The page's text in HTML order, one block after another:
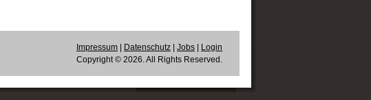
Impressum Datenschutz Jobs
Login
Copyright © 2026. All Rights Reserved.